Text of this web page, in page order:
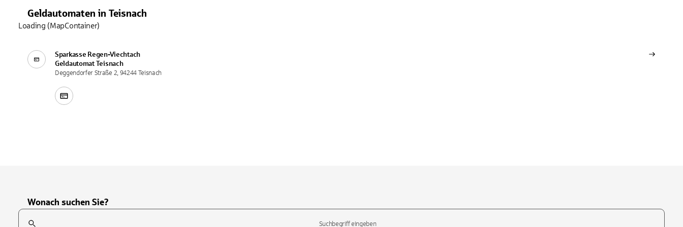
Geldautomaten in Teisnach
Sparkasse Regen-Viechtach
Geldautomat Teisnach
Deggendorfer Straße 2, 94244 Teisnach
Loading (MapContainer)
Wonach suchen Sie?
Suchfeld